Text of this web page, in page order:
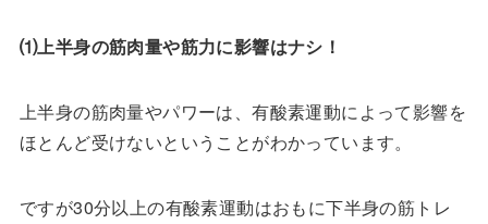
⑴上半身の筋肉量や筋力に影響はナシ！
上半身の筋肉量やパワーは、有酸素運動によって影響を
ほとんど受けないということがわかっています。
ですが30分以上の有酸素運動はおもに下半身の筋トレ